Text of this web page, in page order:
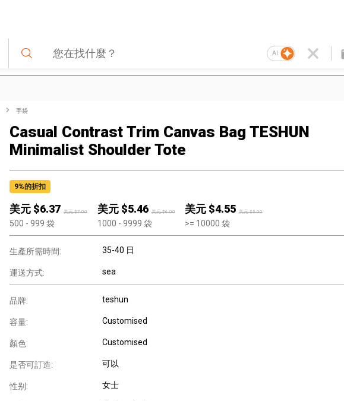
AI
手袋
Casual Contrast Trim Canvas Bag TESHUN
Minimalist Shoulder Tote
9%的折扣
美元 $6.37 美元 $7.00
500 - 999 袋
美元 $5.46 美元 $6.00
1000 - 9999 袋
美元 $4.55 美元 $5.00
>= 10000 袋
生產所需時間: 35-40 日
運送方式: sea
品牌: teshun
容量: Customised
顏色: Customised
是否可訂造: 可以
性别: 女士